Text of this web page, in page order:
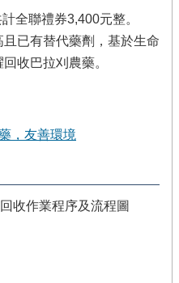
全聯禮券3,400元整。
已有替代藥劑，基於生命
收巴拉刈農藥。
，友善環境
收作業程序及流程圖